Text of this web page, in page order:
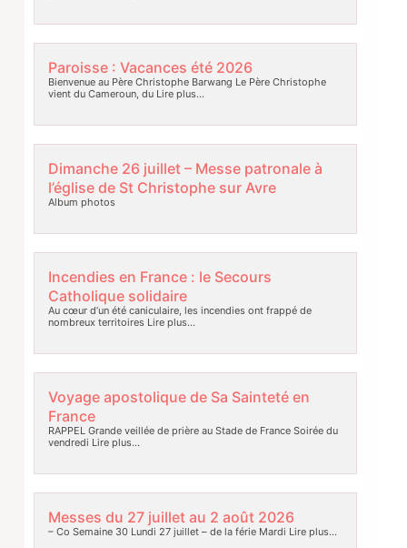
Paroisse : Vacances été 2026
Bienvenue au Père Christophe Barwang Le Père Christophe
vient du Cameroun, duLire plus…
Dimanche 26 juillet – Messe patronale à
l’église de St Christophe sur Avre
Album photos
Incendies en France : le Secours
Catholique solidaire
Au cœur d’un été caniculaire, les incendies ont frappé de
nombreux territoires Lire plus…
Voyage apostolique de Sa Sainteté en
France
RAPPEL Grande veillée de prière au Stade de France Soirée du
vendredi Lire plus…
Messes du 27 juillet au 2 août 2026
– Co Semaine 30 Lundi 27 juillet – de la férie Mardi Lire plus…